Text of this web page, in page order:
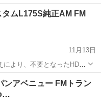
ル＆友達同士の応募OK！
登用制度あり！マイカー
ムL175S純正AM FM
11月13日
より、不要となったHDD
した。動作確認はとれてま
願いします。
オーディオ デッキ
アベニュー FMトラン